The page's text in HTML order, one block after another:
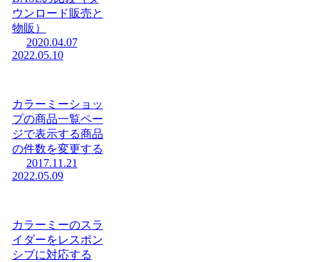
ウンロード販売と
物販）
2020.04.07
2022.05.10
カラーミーショッ
プの商品一覧ペー
ジで表示する商品
の件数を変更する
2017.11.21
2022.05.09
カラーミーのスラ
イダーをレスポン
シブに対応する